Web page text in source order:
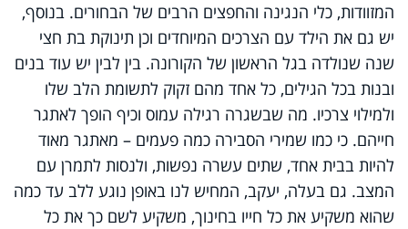
המזוודות, כלי הנגינה והחפצים הרבים של הבחורים. בנוסף,
יש גם את הילד עם הצרכים המיוחדים וכן תינוקת בת חצי
שנה שנולדה בגל הראשון של הקורונה. בין לבין יש עוד בנים
ובנות בכל הגילים, כל אחד מהם זקוק לתשומת הלב שלו
ולמילוי צרכיו. מה שבשגרה רגילה עמוס וכיף הופך לאתגר
חייהם. כי כמו שמירי הסבירה כמה פעמים – מאתגר מאוד
להיות בבית אחד, שתים עשרה נפשות, ולנסות לתמרן עם
המצב. גם בעלה, יעקב, המחיש לנו באופן נוגע ללב עד כמה
שהוא משקיע את כל חייו בחינוך, משקיע לשם כך את כל